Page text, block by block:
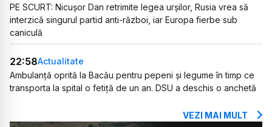
PE SCURT: Nicușor Dan retrimite legea urșilor, Rusia vrea să
interzică singurul partid anti-război, iar Europa fierbe sub
caniculă
22:58Actualitate
Ambulanță oprită la Bacău pentru pepeni și legume în timp ce
transporta la spital o fetiță de un an. DSU a deschis o anchetă
VEZI MAI MULT